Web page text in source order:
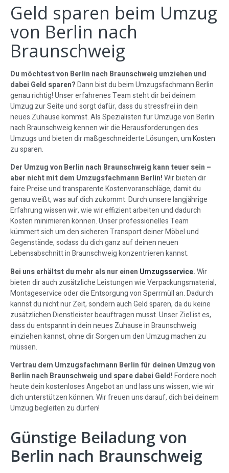
Geld sparen beim Umzug
von Berlin nach
Braunschweig
Du möchtest von Berlin nach Braunschweig umziehen und
dabei Geld sparen?Dann bist du beim Umzugsfachmann Berlin
genau richtig! Unser erfahrenes Team steht dir bei deinem
Umzug zur Seite und sorgt dafür, dass du stressfrei in dein
neues Zuhause kommst. Als Spezialisten für Umzüge von Berlin
nach Braunschweig kennen wir die Herausforderungen des
Umzugs und bieten dir maßgeschneiderte Lösungen, umKosten
zu sparen.
Der Umzug von Berlin nach Braunschweig kann teuer sein –
aber nicht mit dem Umzugsfachmann Berlin!Wir bieten dir
faire Preise und transparente Kostenvoranschläge, damit du
genau weißt, was auf dich zukommt. Durch unsere langjährige
Erfahrung wissen wir, wie wir effizient arbeiten und dadurch
Kosten minimieren können. Unser professionelles Team
kümmert sich um den sicheren Transport deiner Möbel und
Gegenstände, sodass du dich ganz auf deinen neuen
Lebensabschnitt in Braunschweig konzentrieren kannst.
Bei uns erhältst du mehr als nur einen Umzugsservice.Wir
bieten dir auch zusätzliche Leistungen wie Verpackungsmaterial,
Montageservice oder die Entsorgung von Sperrmüll an. Dadurch
kannst du nicht nur Zeit, sondern auch Geld sparen, da du keine
zusätzlichen Dienstleister beauftragen musst. Unser Ziel ist es,
dass du entspannt in dein neues Zuhause in Braunschweig
einziehen kannst, ohne dir Sorgen um den Umzug machen zu
müssen.
Vertrau dem Umzugsfachmann Berlin für deinen Umzug von
Berlin nach Braunschweig und spare dabei Geld!Fordere noch
heute dein kostenloses Angebot an und lass uns wissen, wie wir
dich unterstützen können. Wir freuen uns darauf, dich bei deinem
Umzug begleiten zu dürfen!
Günstige Beiladung von
Berlin nach Braunschweig